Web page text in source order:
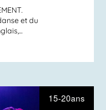
et du
15-20ans